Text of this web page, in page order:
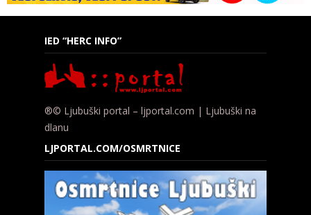
IED “HERC INFO”
®© Ljubuški portal – ljportal.com | Ljubuški na
dlanu
LJPORTAL.COM/OSMRTNICE